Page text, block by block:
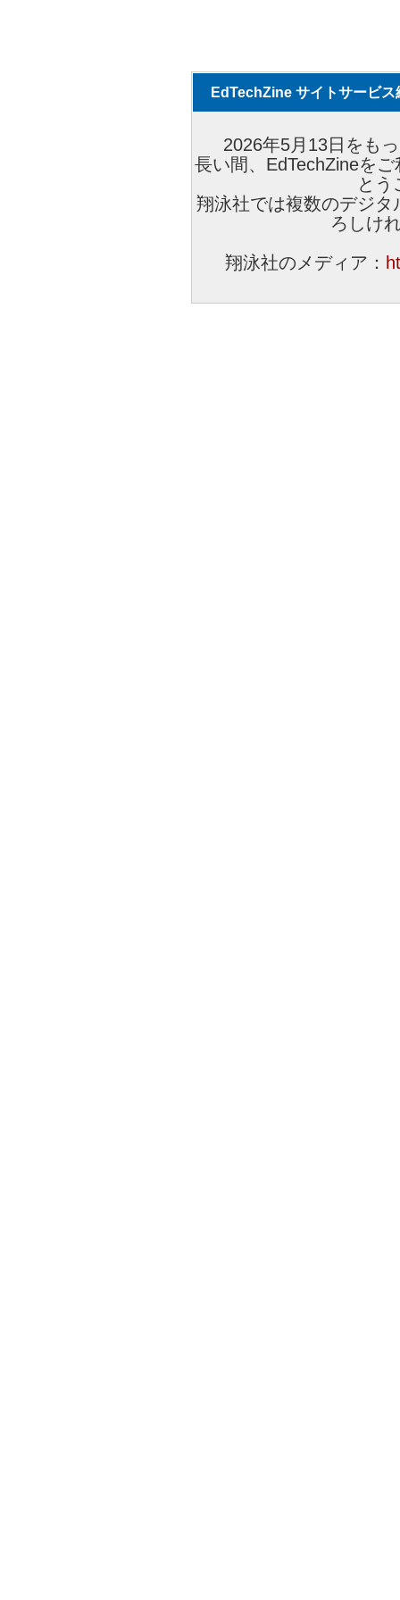
EdTechZine サイトサービス
2026年5月13日をも
長い間、EdTechZineを
とう
翔泳社では複数のデジ
ろしけ
翔泳社のメディア：